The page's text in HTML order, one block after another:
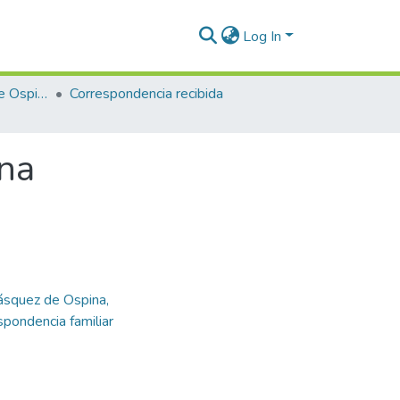
Log In
Enriqueta Vásquez de Ospina
Correspondencia recibida
de Ospina,
familiar